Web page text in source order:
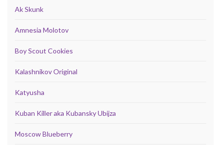
Ak Skunk
Amnesia Molotov
Boy Scout Cookies
Kalashnikov Original
Katyusha
Kuban Killer aka Kubansky Ubijza
Moscow Blueberry